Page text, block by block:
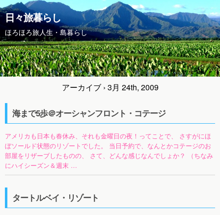
日々旅暮らし
ほろほろ旅人生・島暮らし
アーカイブ › 3月 24th, 2009
海まで5歩＠オーシャンフロント・コテージ
アメリカも日本も春休み、それも金曜日の夜！ってことで、 さすがにほ
ぼソールド状態のリゾートでした。 当日予約で、なんとかコテージのお
部屋をリザーブしたものの、 さて、どんな感じなんでしょか？ （ちなみ
にハイシーズン＆週末 …
タートルベイ・リゾート